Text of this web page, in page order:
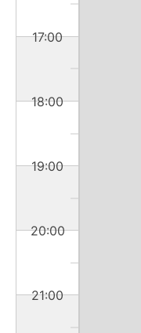
17:00
18:00
19:00
20:00
21:00